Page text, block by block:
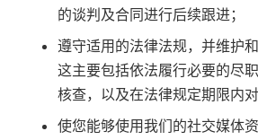
的谈判及合同进行后续跟进；
遵守适用的法律法规，并维护
这主要包括依法履行必要的尽
核查，以及在法律规定期限内
使您能够使用我们的社交媒体